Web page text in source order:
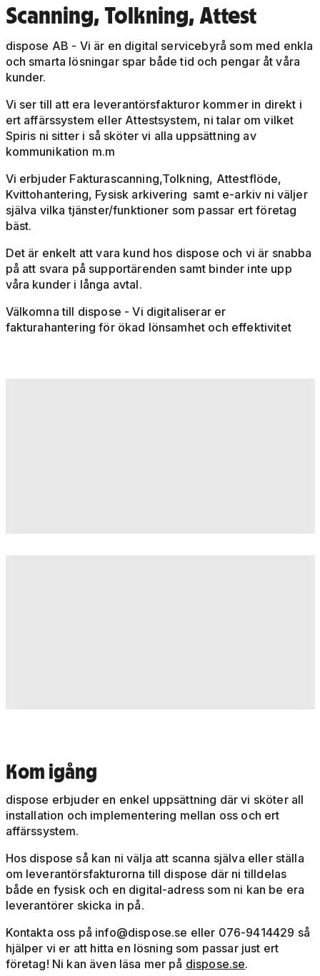
Scanning, Tolkning, Attest
dispose AB - Vi är en digital servicebyrå som med enkla
och smarta lösningar spar både tid och pengar åt våra
kunder.
Vi ser till att era leverantörsfakturor kommer in direkt i
ert affärssystem eller Attestsystem, ni talar om vilket
Spiris ni sitter i så sköter vi alla uppsättning av
kommunikation m.m
Vi erbjuder Fakturascanning,Tolkning, Attestflöde,
Kvittohantering, Fysisk arkivering samt e-arkiv ni väljer
själva vilka tjänster/funktioner som passar ert företag
bäst.
Det är enkelt att vara kund hos dispose och vi är snabba
på att svara på supportärenden samt binder inte upp
våra kunder i långa avtal.
Välkomna till dispose - Vi digitaliserar er
fakturahantering för ökad lönsamhet och effektivitet
Kom igång
dispose erbjuder en enkel uppsättning där vi sköter all
installation och implementering mellan oss och ert
affärssystem.
Hos dispose så kan ni välja att scanna själva eller ställa
om leverantörsfakturorna till dispose där ni tilldelas
både en fysisk och en digital-adress som ni kan be era
leverantörer skicka in på.
Kontakta oss på info@dispose.se eller 076-9414429 så
hjälper vi er att hitta en lösning som passar just ert
företag! Ni kan även läsa mer på dispose.se.